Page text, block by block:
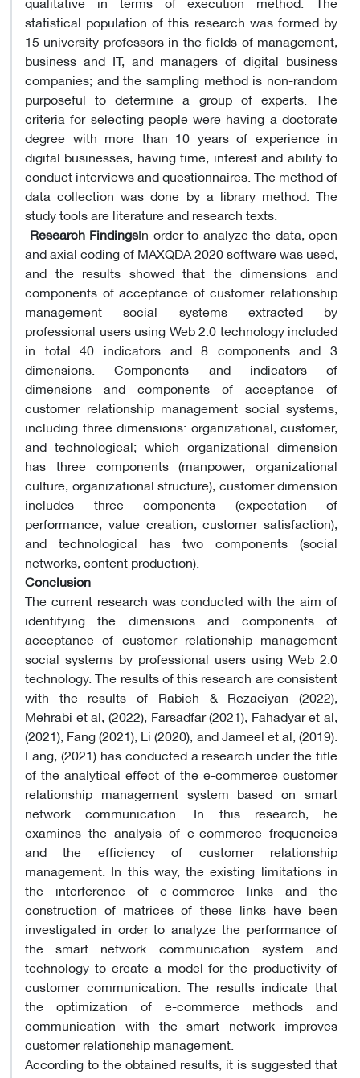
statistical population of this research was formed by
15 university professors in the fields of management,
business and IT, and managers of digital business
companies; and the sampling method is non-random
purposeful to determine a group of experts. The
criteria for selecting people were having a doctorate
degree with more than 10 years of experience in
digital businesses, having time, interest and ability to
conduct interviews and questionnaires. The method of
data collection was done by a library method. The
study tools are literature and research texts.
Research FindingsIn order to analyze the data, open
and axial coding of MAXQDA 2020 software was used,
and the results showed that the dimensions and
components of acceptance of customer relationship
management social systems extracted by
professional users using Web 2.0 technology included
in total 40 indicators and 8 components and 3
dimensions. Components and indicators of
dimensions and components of acceptance of
customer relationship management social systems,
including three dimensions: organizational, customer,
and technological; which organizational dimension
has three components (manpower, organizational
culture, organizational structure), customer dimension
includes three components (expectation of
performance, value creation, customer satisfaction),
and technological has two components (social
networks, content production).
Conclusion
The current research was conducted with the aim of
identifying the dimensions and components of
acceptance of customer relationship management
social systems by professional users using Web 2.0
technology. The results of this research are consistent
with the results of Rabieh & Rezaeiyan (2022),
Mehrabi et al, (2022), Farsadfar (2021), Fahadyar et al,
(2021), Fang (2021), Li (2020), and Jameel et al, (2019).
Fang, (2021) has conducted a research under the title
of the analytical effect of the e-commerce customer
relationship management system based on smart
network communication. In this research, he
examines the analysis of e-commerce frequencies
and the efficiency of customer relationship
management. In this way, the existing limitations in
the interference of e-commerce links and the
construction of matrices of these links have been
investigated in order to analyze the performance of
the smart network communication system and
technology to create a model for the productivity of
customer communication. The results indicate that
the optimization of e-commerce methods and
communication with the smart network improves
customer relationship management.
According to the obtained results, it is suggested that